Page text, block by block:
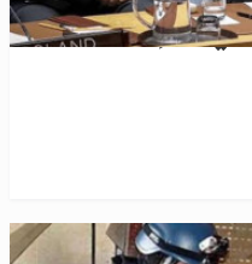
ضد إدخال